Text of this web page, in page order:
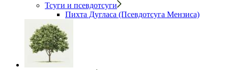
Тсуги и псевдотсуги
Пихта Дугласа (Псевдотсуга Мензиса)